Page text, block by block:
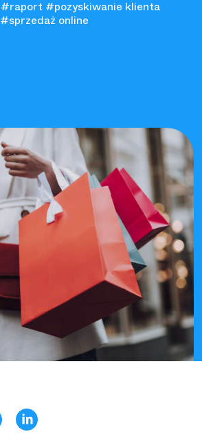
#raport #pozyskiwanie klienta
#sprzedaż online